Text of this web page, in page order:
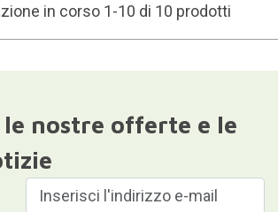
in corso 1-10 di 10 prodotti
nostre offerte e le